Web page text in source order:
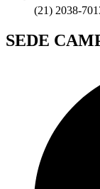
(21) 2038-
SEDE